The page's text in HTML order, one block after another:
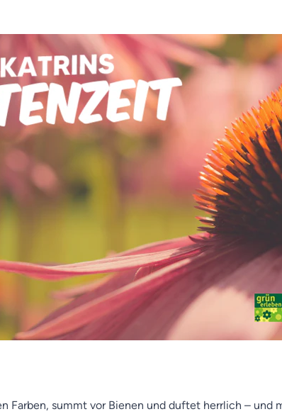
Farben, summt vor Bienen und duftet herrlich – und